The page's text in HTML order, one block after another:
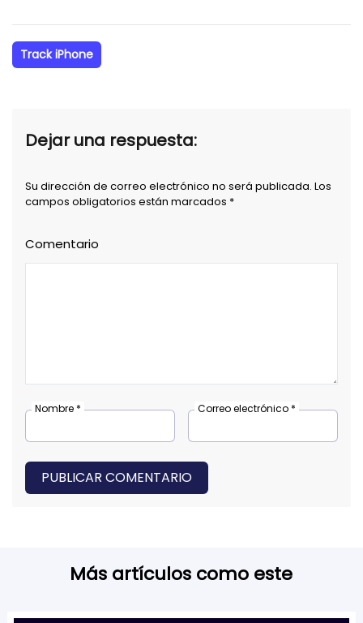
Track iPhone
Dejar una respuesta:
Su dirección de correo electrónico no será publicada. Los
campos obligatorios están marcados *
Comentario
Nombre * Correo electrónico *
PUBLICAR COMENTARIO
Más artículos como este